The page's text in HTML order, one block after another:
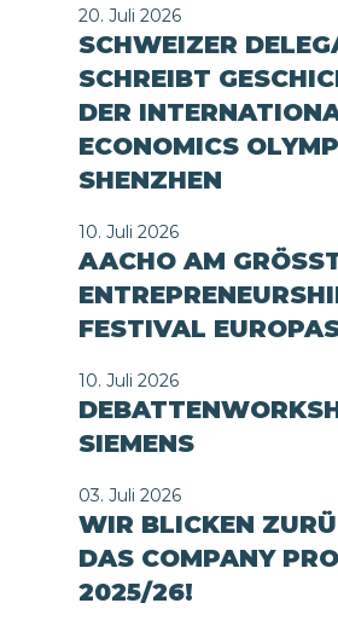
20. Juli 2026
SCHWEIZER
SCHREIBT
DER
ECONOMICS
SHENZHEN
10. Juli 2026
AACHO AM
FESTIVAL
10. Juli 2026
SIEMENS
03. Juli 2026
WIR BLICKEN
DAS COMPANY
2025/26!